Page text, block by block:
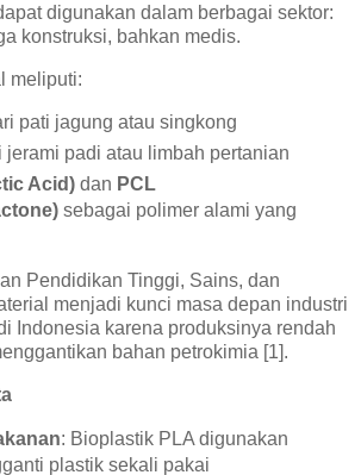
digunakan dalam berbagai sektor:
konstruksi, bahkan medis.
meliputi:
pati jagung atau singkong
padi atau limbah pertanian
Acid)dan PCL
sebagai polimer alami yang
Pendidikan Tinggi, Sains, dan
menjadi kunci masa depan industri
Indonesia karena produksinya rendah
bahan petrokimia [1].
: Bioplastik PLA digunakan
plastik sekali pakai